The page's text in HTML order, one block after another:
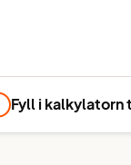
Fyll i kalkylatorn